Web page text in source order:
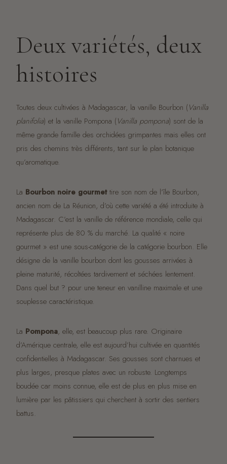
Deux variétés, deux
histoires
Toutes deux cultivées à Madagascar, la vanille Bourbon (Vanilla
planifolia) et la vanille Pompona (Vanilla pompona) sont de la
même grande famille des orchidées grimpantes mais elles ont
pris des chemins très différents, tant sur le plan botanique
qu’aromatique.
La Bourbon noire gourmettire son nom de l’île Bourbon,
ancien nom de La Réunion, d’où cette variété a été introduite à
Madagascar. C’est la vanille de référence mondiale, celle qui
représente plus de 80 % du marché. La qualité « noire
gourmet » est une sous-catégorie de la catégorie bourbon. Elle
désigne de la vanille bourbon dont les gousses arrivées à
pleine maturité, récoltées tardivement et séchées lentement.
Dans quel but ? pour une teneur en vanilline maximale et une
souplesse caractéristique.
La Pompona, elle, est beaucoup plus rare. Originaire
d’Amérique centrale, elle est aujourd’hui cultivée en quantités
confidentielles à Madagascar. Ses gousses sont charnues et
plus larges, presque plates avec un robuste. Longtemps
boudée car moins connue, elle est de plus en plus mise en
lumière par les pâtissiers qui cherchent à sortir des sentiers
battus.